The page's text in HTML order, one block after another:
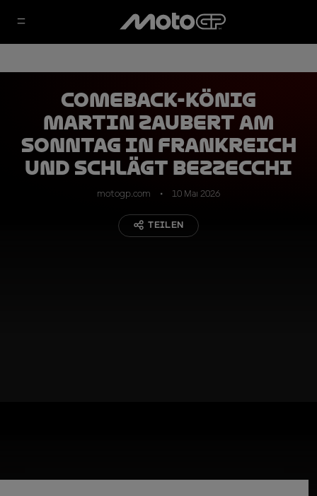
Comeback-König
Martin zaubert am
Sonntag in Frankreich
und schlägt Bezzecchi
motogp.com 10 Mai 2026
TEILEN